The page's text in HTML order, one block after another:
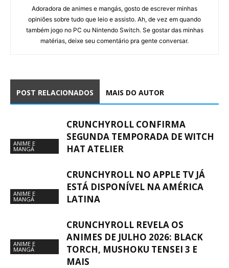
Adoradora de animes e mangás, gosto de escrever minhas
opiniões sobre tudo que leio e assisto. Ah, de vez em quando
também jogo no PC ou Nintendo Switch. Se gostar das minhas
matérias, deixe seu comentário pra gente conversar.
POST RELACIONADOS MAIS DO AUTOR
ANIME E
MANGÁ
CRUNCHYROLL CONFIRMA
SEGUNDA TEMPORADA DE WITCH
HAT ATELIER
ANIME E
MANGÁ
CRUNCHYROLL NO APPLE TV JÁ
ESTÁ DISPONÍVEL NA AMÉRICA
LATINA
ANIME E
MANGÁ
CRUNCHYROLL REVELA OS
ANIMES DE JULHO 2026: BLACK
TORCH, MUSHOKU TENSEI 3 E
MAIS